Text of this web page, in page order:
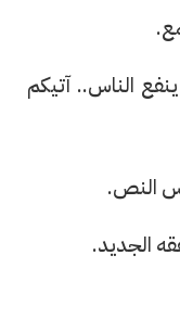
الناس.. آتيكم
النص.
الجديد.